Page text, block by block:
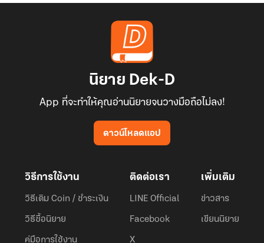
นิยาย Dek-D
App ที่จะทำให้คุณอ่านนิยายจนวางมือถือไม่ลง!
ดาวน์โหลดแอป
วิธีการใช้งาน
วิธีเติม Coin / ชำระเงิน
วิธีซื้อนิยาย
คู่มือการใช้งาน
ติดต่อเรา
LINE Official
Facebook
X
เพิ่มเติม
ข่าวสาร
เขียนนิยาย